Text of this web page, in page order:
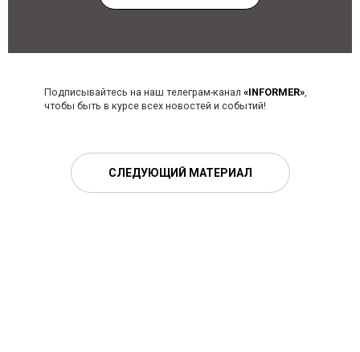
Подписывайтесь на наш телеграм-канал «INFORMER»,
чтобы быть в курсе всех новостей и событий!
СЛЕДУЮЩИЙ МАТЕРИАЛ